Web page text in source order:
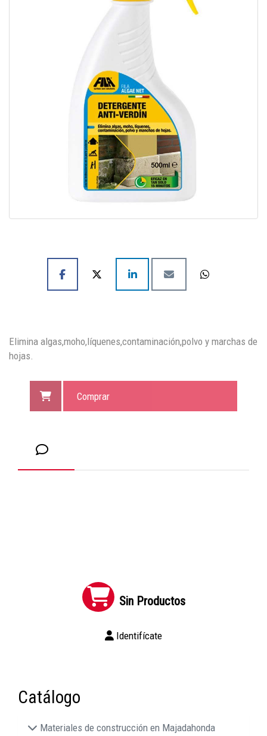
Elimina algas,moho,líquenes,contaminación,polvo y marchas de
hojas.
Comprar
Sin Productos
Identifícate
Catálogo
Materiales de construcción en Majadahonda